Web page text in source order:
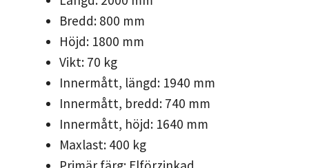
Bredd: 800 mm
Höjd: 1800 mm
Vikt: 70 kg
Innermått, längd: 1940 mm
Innermått, bredd: 740 mm
Innermått, höjd: 1640 mm
Maxlast: 400 kg